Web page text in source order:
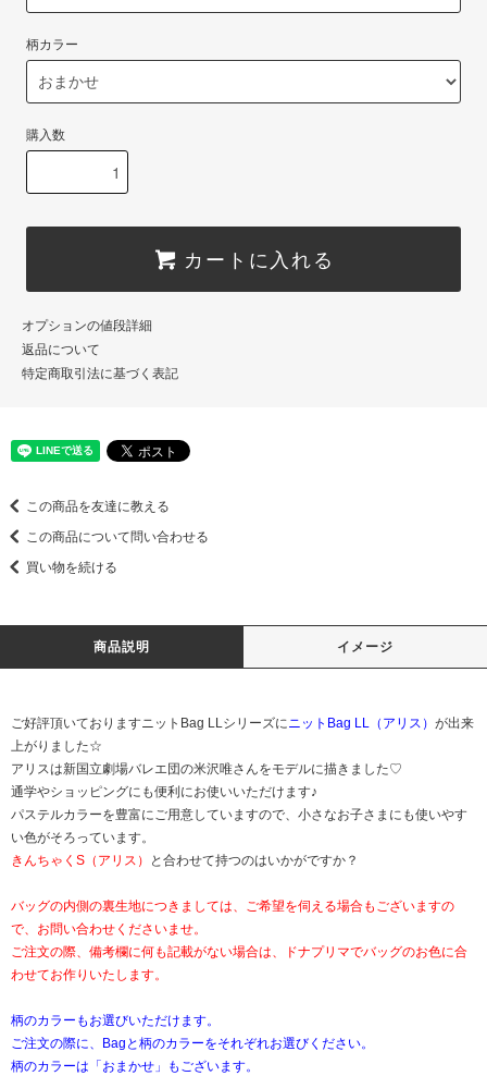
柄カラー
購入数
カートに入れる
オプションの値段詳細
返品について
特定商取引法に基づく表記
この商品を友達に教える
この商品について問い合わせる
買い物を続ける
商品説明 イメージ
ご好評頂いておりますニットBag LLシリーズに ニットBag LL（アリス） が出来
上がりました☆
アリスは新国立劇場バレエ団の米沢唯さんをモデルに描きました♡
通学やショッピングにも便利にお使いいただけます♪
パステルカラーを豊富にご用意していますので、小さなお子さまにも使いやす
い色がそろっています。
きんちゃくS（アリス）
と合わせて持つのはいかがですか？
バッグの内側の裏生地につきましては、ご希望を伺える場合もございますの
で、お問い合わせくださいませ。
ご注文の際、備考欄に何も記載がない場合は、ドナプリマでバッグのお色に合
わせてお作りいたします。
柄のカラーもお選びいただけます。
ご注文の際に、Bagと柄のカラーをそれぞれお選びください。
柄のカラーは「おまかせ」もございます。